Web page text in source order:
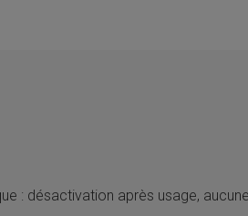
: désactivation après usage, aucune